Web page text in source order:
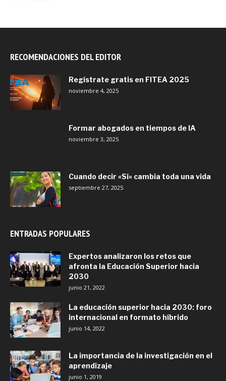
RECOMENDACIONES DEL EDITOR
Regístrate gratis en FITEA 2025
noviembre 4, 2025
Formar abogados en tiempos de IA
noviembre 3, 2025
Cuando decir «Sí» cambia toda una vida
septiembre 27, 2025
ENTRADAS POPULARES
Expertos analizaron los retos que
afronta la Educación Superior hacia
2030
junio 21, 2022
La educación superior hacia 2030: foro
internacional en formato híbrido
junio 14, 2022
La importancia de la investigación en el
aprendizaje
junio 1, 2019